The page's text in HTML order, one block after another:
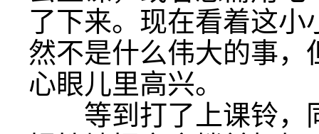
了下来。现在看着这
然不是什么伟大的事，
心眼儿里高兴。
等到打了上课铃，